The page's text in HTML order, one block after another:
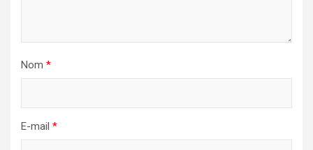
Nom *
E-mail *